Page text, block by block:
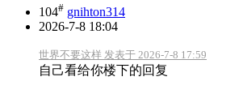
104# gnihton314
2026-7-8 18:04
世界不要这样 发表于 2026-7-8 17:59
自己看给你楼下的回复